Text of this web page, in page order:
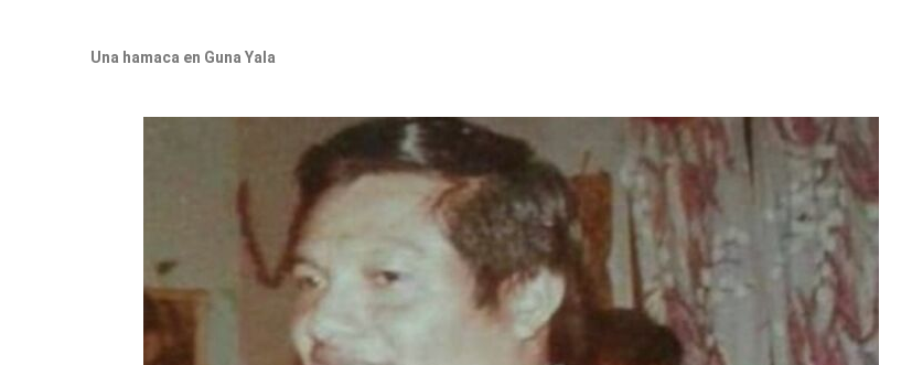
Una hamaca en Guna Yala